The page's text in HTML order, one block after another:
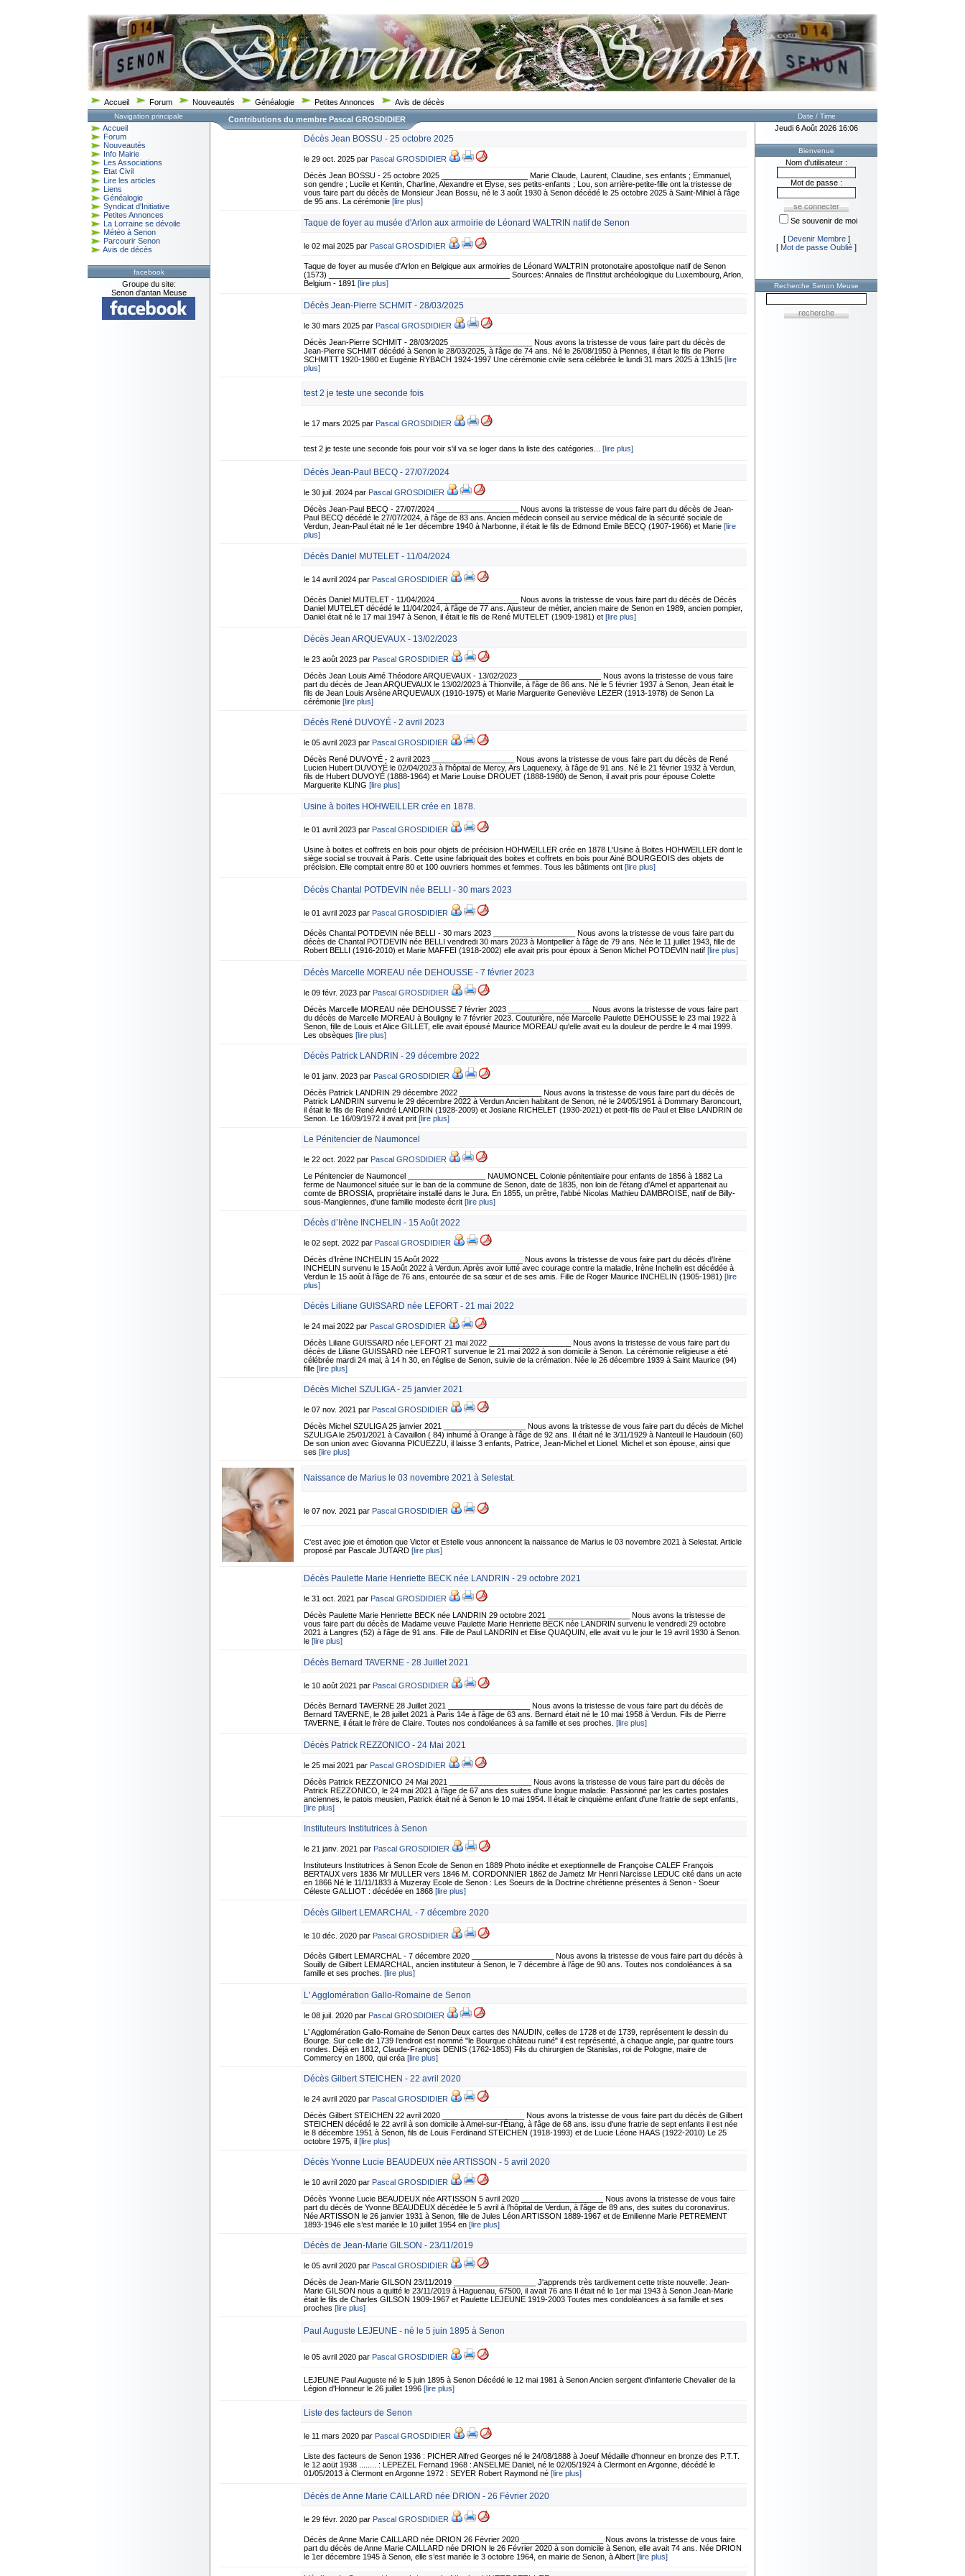
Accueil Forum Nouveautés Généalogie Petites Annonces Avis de décès
Navigation principale
Accueil
Forum
Nouveautés
Info Mairie
Les Associations
Etat Civil
Lire les articles
Liens
Généalogie
Syndicat d'Initiative
Petites Annonces
La Lorraine se dévoile
Météo à Senon
Parcourir Senon
Avis de décès
facebook
Groupe du site:
Senon d'antan Meuse
Contributions du membre Pascal GROSDIDIER
Décès Jean BOSSU - 25 octobre 2025
le 29 oct. 2025 par Pascal GROSDIDIER
Décès Jean BOSSU - 25 octobre 2025 ____________________ Marie Claude, Laurent, Claudine, ses enfants ; Emmanuel,
son gendre ; Lucile et Kentin, Charline, Alexandre et Elyse, ses petits-enfants ; Lou, son arrière-petite-fille ont la tristesse de
vous faire part du décès de Monsieur Jean Bossu, né le 3 août 1930 à Senon décédé le 25 octobre 2025 à Saint-Mihiel à l'âge
de 95 ans. La cérémonie [lire plus]
Taque de foyer au musée d'Arlon aux armoirie de Léonard WALTRIN natif de Senon
le 02 mai 2025 par Pascal GROSDIDIER
Taque de foyer au musée d'Arlon en Belgique aux armoiries de Léonard WALTRIN protonotaire apostolique natif de Senon
(1573) __________________________________________ Sources: Annales de l'Institut archéologique du Luxembourg, Arlon,
Belgium - 1891 [lire plus]
Décès Jean-Pierre SCHMIT - 28/03/2025
le 30 mars 2025 par Pascal GROSDIDIER
Décès Jean-Pierre SCHMIT - 28/03/2025 ___________________ Nous avons la tristesse de vous faire part du décès de
Jean-Pierre SCHMIT décédé à Senon le 28/03/2025, à l'âge de 74 ans. Né le 26/08/1950 à Piennes, il était le fils de Pierre
SCHMITT 1920-1980 et Eugénie RYBACH 1924-1997 Une cérémonie civile sera célébrée le lundi 31 mars 2025 à 13h15 [lire
plus]
test 2 je teste une seconde fois
le 17 mars 2025 par Pascal GROSDIDIER
test 2 je teste une seconde fois pour voir s'il va se loger dans la liste des catégories... [lire plus]
Décès Jean-Paul BECQ - 27/07/2024
le 30 juil. 2024 par Pascal GROSDIDIER
Décès Jean-Paul BECQ - 27/07/2024 ___________________ Nous avons la tristesse de vous faire part du décès de Jean-
Paul BECQ décédé le 27/07/2024, à l'âge de 83 ans. Ancien médecin conseil au service médical de la sécurité sociale de
Verdun, Jean-Paul était né le 1er décembre 1940 à Narbonne, il était le fils de Edmond Emile BECQ (1907-1966) et Marie [lire
plus]
Décès Daniel MUTELET - 11/04/2024
le 14 avril 2024 par Pascal GROSDIDIER
Décès Daniel MUTELET - 11/04/2024 ___________________ Nous avons la tristesse de vous faire part du décès de Décès
Daniel MUTELET décédé le 11/04/2024, à l'âge de 77 ans. Ajusteur de métier, ancien maire de Senon en 1989, ancien pompier,
Daniel était né le 17 mai 1947 à Senon, il était le fils de René MUTELET (1909-1981) et [lire plus]
Décès Jean ARQUEVAUX - 13/02/2023
le 23 août 2023 par Pascal GROSDIDIER
Décès Jean Louis Aimé Théodore ARQUEVAUX - 13/02/2023 ___________________ Nous avons la tristesse de vous faire
part du décès de Jean ARQUEVAUX le 13/02/2023 à Thionville, à l'âge de 86 ans. Né le 5 février 1937 à Senon, Jean était le
fils de Jean Louis Arsène ARQUEVAUX (1910-1975) et Marie Marguerite Geneviève LEZER (1913-1978) de Senon La
cérémonie [lire plus]
Décès René DUVOYÉ - 2 avril 2023
le 05 avril 2023 par Pascal GROSDIDIER
Décès René DUVOYÉ - 2 avril 2023 ___________________ Nous avons la tristesse de vous faire part du décès de René
Lucien Hubert DUVOYÉ le 02/04/2023 à l'hôpital de Mercy, Ars Laquenexy, à l'âge de 91 ans. Né le 21 février 1932 à Verdun,
fils de Hubert DUVOYÉ (1888-1964) et Marie Louise DROUET (1888-1980) de Senon, il avait pris pour épouse Colette
Marguerite KLING [lire plus]
Usine à boites HOHWEILLER crée en 1878.
le 01 avril 2023 par Pascal GROSDIDIER
Usine à boites et coffrets en bois pour objets de précision HOHWEILLER crée en 1878 L'Usine à Boites HOHWEILLER dont le
siège social se trouvait à Paris. Cette usine fabriquait des boites et coffrets en bois pour Ainé BOURGEOIS des objets de
précision. Elle comptait entre 80 et 100 ouvriers hommes et femmes. Tous les bâtiments ont [lire plus]
Décès Chantal POTDEVIN née BELLI - 30 mars 2023
le 01 avril 2023 par Pascal GROSDIDIER
Décès Chantal POTDEVIN née BELLI - 30 mars 2023 ___________________ Nous avons la tristesse de vous faire part du
décès de Chantal POTDEVIN née BELLI vendredi 30 mars 2023 à Montpellier à l'âge de 79 ans. Née le 11 juillet 1943, fille de
Robert BELLI (1916-2010) et Marie MAFFEI (1918-2002) elle avait pris pour époux à Senon Michel POTDEVIN natif [lire plus]
Décès Marcelle MOREAU née DEHOUSSE - 7 février 2023
le 09 févr. 2023 par Pascal GROSDIDIER
Décès Marcelle MOREAU née DEHOUSSE 7 février 2023 ___________________ Nous avons la tristesse de vous faire part
du décès de Marcelle MOREAU à Bouligny le 7 février 2023. Couturière, née Marcelle Paulette DEHOUSSE le 23 mai 1922 à
Senon, fille de Louis et Alice GILLET, elle avait épousé Maurice MOREAU qu'elle avait eu la douleur de perdre le 4 mai 1999.
Les obsèques [lire plus]
Décès Patrick LANDRIN - 29 décembre 2022
le 01 janv. 2023 par Pascal GROSDIDIER
Décès Patrick LANDRIN 29 décembre 2022 ___________________ Nous avons la tristesse de vous faire part du décès de
Patrick LANDRIN survenu le 29 décembre 2022 à Verdun Ancien habitant de Senon, né le 24/05/1951 à Dommary Baroncourt,
il était le fils de René André LANDRIN (1928-2009) et Josiane RICHELET (1930-2021) et petit-fils de Paul et Elise LANDRIN de
Senon. Le 16/09/1972 il avait prit [lire plus]
Le Pénitencier de Naumoncel
le 22 oct. 2022 par Pascal GROSDIDIER
Le Pénitencier de Naumoncel __________________ NAUMONCEL Colonie pénitentiaire pour enfants de 1856 à 1882 La
ferme de Naumoncel située sur le ban de la commune de Senon, date de 1835, non loin de l'étang d'Amel et appartenait au
comte de BROSSIA, propriétaire installé dans le Jura. En 1855, un prêtre, l'abbé Nicolas Mathieu DAMBROISE, natif de Billy-
sous-Mangiennes, d'une famille modeste écrit [lire plus]
Décès d’Irène INCHELIN - 15 Août 2022
le 02 sept. 2022 par Pascal GROSDIDIER
Décès d’Irène INCHELIN 15 Août 2022 ___________________ Nous avons la tristesse de vous faire part du décès d’Irène
INCHELIN survenu le 15 Août 2022 à Verdun. Après avoir lutté avec courage contre la maladie, Irène Inchelin est décédée à
Verdun le 15 août à l’âge de 76 ans, entourée de sa sœur et de ses amis. Fille de Roger Maurice INCHELIN (1905-1981) [lire
plus]
Décès Liliane GUISSARD née LEFORT - 21 mai 2022
le 24 mai 2022 par Pascal GROSDIDIER
Décès Liliane GUISSARD née LEFORT 21 mai 2022 ___________________ Nous avons la tristesse de vous faire part du
décès de Liliane GUISSARD née LEFORT survenue le 21 mai 2022 à son domicile à Senon. La cérémonie religieuse a été
célébrée mardi 24 mai, à 14 h 30, en l'église de Senon, suivie de la crémation. Née le 26 décembre 1939 à Saint Maurice (94)
fille [lire plus]
Décès Michel SZULIGA - 25 janvier 2021
le 07 nov. 2021 par Pascal GROSDIDIER
Décès Michel SZULIGA 25 janvier 2021 ___________________ Nous avons la tristesse de vous faire part du décès de Michel
SZULIGA le 25/01/2021 à Cavaillon ( 84) inhumé à Orange à l'âge de 92 ans. Il était né le 3/11/1929 à Nanteuil le Haudouin (60)
De son union avec Giovanna PICUEZZU, il laisse 3 enfants, Patrice, Jean-Michel et Lionel. Michel et son épouse, ainsi que
ses [lire plus]
Naissance de Marius le 03 novembre 2021 à Selestat.
le 07 nov. 2021 par Pascal GROSDIDIER
C'est avec joie et émotion que Victor et Estelle vous annoncent la naissance de Marius le 03 novembre 2021 à Selestat. Article
proposé par Pascale JUTARD [lire plus]
Décès Paulette Marie Henriette BECK née LANDRIN - 29 octobre 2021
le 31 oct. 2021 par Pascal GROSDIDIER
Décès Paulette Marie Henriette BECK née LANDRIN 29 octobre 2021 ___________________ Nous avons la tristesse de
vous faire part du décès de Madame veuve Paulette Marie Henriette BECK née LANDRIN survenu le vendredi 29 octobre
2021 à Langres (52) à l'âge de 91 ans. Fille de Paul LANDRIN et Elise QUAQUIN, elle avait vu le jour le 19 avril 1930 à Senon.
le [lire plus]
Décès Bernard TAVERNE - 28 Juillet 2021
le 10 août 2021 par Pascal GROSDIDIER
Décès Bernard TAVERNE 28 Juillet 2021 ___________________ Nous avons la tristesse de vous faire part du décès de
Bernard TAVERNE, le 28 juillet 2021 à Paris 14e à l’âge de 63 ans. Bernard était né le 10 mai 1958 à Verdun. Fils de Pierre
TAVERNE, il était le frère de Claire. Toutes nos condoléances à sa famille et ses proches. [lire plus]
Décès Patrick REZZONICO - 24 Mai 2021
le 25 mai 2021 par Pascal GROSDIDIER
Décès Patrick REZZONICO 24 Mai 2021 ___________________ Nous avons la tristesse de vous faire part du décès de
Patrick REZZONICO, le 24 mai 2021 à l’âge de 67 ans des suites d'une longue maladie. Passionné par les cartes postales
anciennes, le patois meusien, Patrick était né à Senon le 10 mai 1954. Il était le cinquième enfant d'une fratrie de sept enfants,
[lire plus]
Instituteurs Institutrices à Senon
le 21 janv. 2021 par Pascal GROSDIDIER
Instituteurs Institutrices à Senon Ecole de Senon en 1889 Photo inédite et exeptionnelle de Françoise CALEF François
BERTAUX vers 1836 Mr MULLER vers 1846 M. CORDONNIER 1862 de Jametz Mr Henri Narcisse LEDUC cité dans un acte
en 1866 Né le 11/11/1833 à Muzeray Ecole de Senon : Les Soeurs de la Doctrine chrétienne présentes à Senon - Soeur
Céleste GALLIOT : décédée en 1868 [lire plus]
Décès Gilbert LEMARCHAL - 7 décembre 2020
le 10 déc. 2020 par Pascal GROSDIDIER
Décès Gilbert LEMARCHAL - 7 décembre 2020 ___________________ Nous avons la tristesse de vous faire part du décès à
Souilly de Gilbert LEMARCHAL, ancien instituteur à Senon, le 7 décembre à l’âge de 90 ans. Toutes nos condoléances à sa
famille et ses proches. [lire plus]
L' Agglomération Gallo-Romaine de Senon
le 08 juil. 2020 par Pascal GROSDIDIER
L' Agglomération Gallo-Romaine de Senon Deux cartes des NAUDIN, celles de 1728 et de 1739, représentent le dessin du
Bourge. Sur celle de 1739 l’endroit est nommé "le Bourque château ruiné" il est représenté, à chaque angle, par quatre tours
rondes. Déjà en 1812, Claude-François DENIS (1762-1853) Fils du chirurgien de Stanislas, roi de Pologne, maire de
Commercy en 1800, qui créa [lire plus]
Décès Gilbert STEICHEN - 22 avril 2020
le 24 avril 2020 par Pascal GROSDIDIER
Décès Gilbert STEICHEN 22 avril 2020 ___________________ Nous avons la tristesse de vous faire part du décès de Gilbert
STEICHEN décédé le 22 avril à son domicile à Amel-sur-l’Étang, à l’âge de 68 ans. issu d'une fratrie de sept enfants il est née
le 8 décembre 1951 à Senon, fils de Louis Ferdinand STEICHEN (1918-1993) et de Lucie Léone HAAS (1922-2010) Le 25
octobre 1975, il [lire plus]
Décès Yvonne Lucie BEAUDEUX née ARTISSON - 5 avril 2020
le 10 avril 2020 par Pascal GROSDIDIER
Décès Yvonne Lucie BEAUDEUX née ARTISSON 5 avril 2020 ___________________ Nous avons la tristesse de vous faire
part du décès de Yvonne BEAUDEUX décédée le 5 avril à l’hôpital de Verdun, à l’âge de 89 ans, des suites du coronavirus.
Née ARTISSON le 26 janvier 1931 à Senon, fille de Jules Léon ARTISSON 1889-1967 et de Emilienne Marie PETREMENT
1893-1946 elle s’est mariée le 10 juillet 1954 en [lire plus]
Décès de Jean-Marie GILSON - 23/11/2019
le 05 avril 2020 par Pascal GROSDIDIER
Décès de Jean-Marie GILSON 23/11/2019 ___________________ J'apprends très tardivement cette triste nouvelle: Jean-
Marie GILSON nous a quitté le 23/11/2019 à Haguenau, 67500, il avait 76 ans Il était né le 1er mai 1943 à Senon Jean-Marie
était le fils de Charles GILSON 1909-1967 et Paulette LEJEUNE 1919-2003 Toutes mes condoléances à sa famille et ses
proches [lire plus]
Paul Auguste LEJEUNE - né le 5 juin 1895 à Senon
le 05 avril 2020 par Pascal GROSDIDIER
LEJEUNE Paul Auguste né le 5 juin 1895 à Senon Décédé le 12 mai 1981 à Senon Ancien sergent d'infanterie Chevalier de la
Légion d'Honneur le 26 juillet 1996 [lire plus]
Liste des facteurs de Senon
le 11 mars 2020 par Pascal GROSDIDIER
Liste des facteurs de Senon 1936 : PICHER Alfred Georges né le 24/08/1888 à Joeuf Médaille d'honneur en bronze des P.T.T.
le 12 aoüt 1938 ........ : LEPEZEL Fernand 1968 : ANSELME Daniel, né le 02/05/1924 à Clermont en Argonne, décédé le
01/05/2013 à Clermont en Argonne 1972 : SEYER Robert Raymond né [lire plus]
Décès de Anne Marie CAILLARD née DRION - 26 Février 2020
le 29 févr. 2020 par Pascal GROSDIDIER
Décès de Anne Marie CAILLARD née DRION 26 Février 2020 ___________________ Nous avons la tristesse de vous faire
part du décès de Anne Marie CAILLARD née DRION le 26 Février 2020 à son domicile à Senon, elle avait 74 ans. Née DRION
le 1er décembre 1945 à Senon, elle s’est mariée le 3 octobre 1964, en mairie de Senon, à Albert [lire plus]
Date / Time
Jeudi 6 Août 2026 16:06
Bienvenue
Nom d'utilisateur :
Mot de passe :
Se souvenir de moi
[ Devenir Membre]
[ Mot de passe Oublié ]
Recherche Senon Meuse